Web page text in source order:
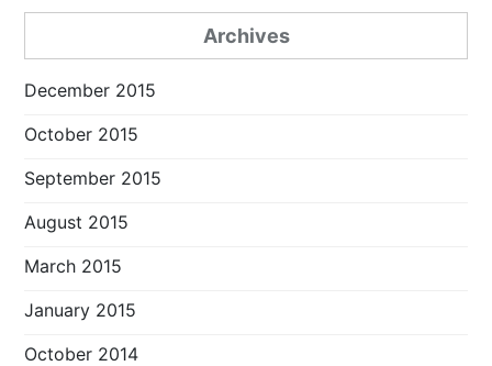
Archives
December 2015
October 2015
September 2015
August 2015
March 2015
January 2015
October 2014